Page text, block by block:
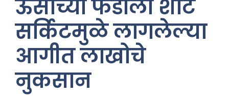
ऊसाच्या फडाला शाॅर्ट
सर्किटमुळे लागलेल्या
आगीत लाखोचे
नुकसान